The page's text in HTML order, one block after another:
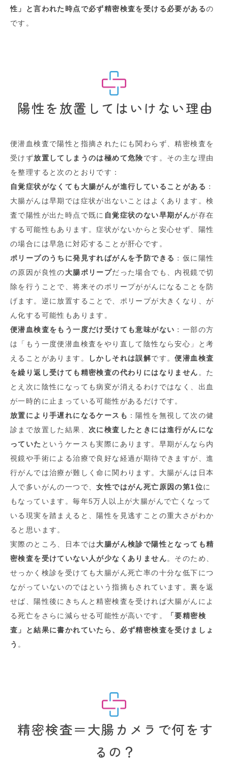
性」と言われた時点で必ず精密検査を受ける必要があるの
です。
陽性を放置してはいけない理由
便潜血検査で陽性と指摘されたにも関わらず、精密検査を
受けず放置してしまうのは極めて危険です。その主な理由
を整理すると次のとおりです：
自覚症状がなくても大腸がんが進行していることがある ：
大腸がんは早期では症状が出ないことはよくあります。検
査で陽性が出た時点で既に 自覚症状のない早期がんが存在
する可能性もあります。症状がないからと安心せず、陽性
の場合には早急に対応することが肝心です。
ポリープのうちに発見すればがんを予防できる ：仮に陽性
の原因が良性の大腸ポリープだった場合でも、内視鏡で切
除を行うことで、将来そのポリープががんになることを防
げます。逆に放置することで、ポリープが大きくなり、が
ん化する可能性もあります。
便潜血検査をもう一度だけ受けても意味がない ：一部の方
は「もう一度便潜血検査をやり直して陰性なら安心」と考
えることがあります。
しかしそれは誤解です。便潜血検査
を繰り返し受けても精密検査の代わりにはなりません。た
とえ次に陰性になっても病変が消えるわけではなく、出血
が一時的に止まっている可能性があるだけです。
放置により手遅れになるケースも ：陽性を無視して次の健
診まで放置した結果、 次に検査したときには進行がんにな
っていた というケースも実際にあります。早期がんなら内
視鏡や手術による治療で良好な経過が期待できますが、進
行がんでは治療が難しく命に関わります。大腸がんは日本
人で多いがんの一つで、女性ではがん死亡原因の第1位に
もなっています。毎年5万人以上が大腸がんで亡くなって
いる現実を踏まえると、陽性を見逃すことの重大さがわか
ると思います。
実際のところ、日本では大腸がん検診で陽性となっても精
密検査を受けていない人が少なくありません。そのため、
せっかく検診を受けても大腸がん死亡率の十分な低下につ
ながっていないのではという指摘もされています。裏を返
せば、陽性後にきちんと精密検査を受ければ大腸がんによ
る死亡をさらに減らせる可能性が高いです。
「要精密検
査」と結果に書かれていたら、必ず精密検査を受けましょ
う 。
精密検査＝大腸カメラで何をす
るの？